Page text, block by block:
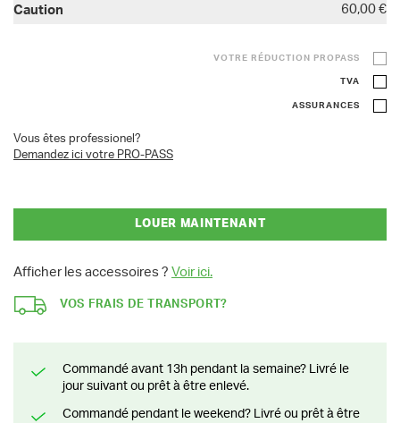
60,00 €
VOTRE RÉDUCTION PROPASS
TVA
ASSURANCES
Vous êtes professionel?
Demandez ici votre PRO-PASS
LOUER MAINTENANT
Afficher les accessoires ? Voir ici.
VOS FRAIS DE TRANSPORT?
Commandé avant 13h pendant la semaine? Livré le
jour suivant ou prêt à être enlevé.
Commandé pendant le weekend? Livré ou prêt à être